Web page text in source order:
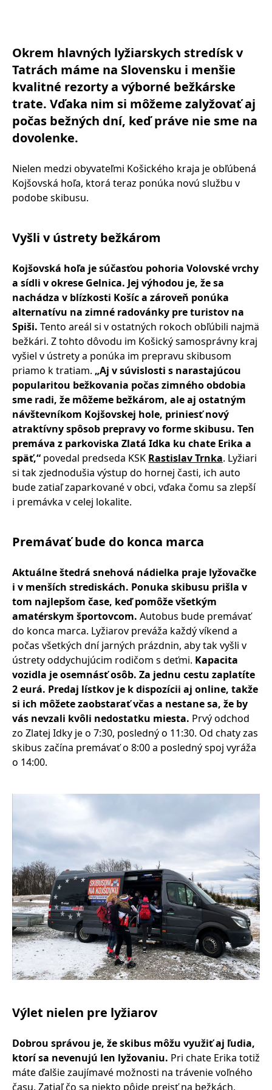
Okrem hlavných lyžiarskych stredísk v
Tatrách máme na Slovensku i menšie
kvalitné rezorty a výborné bežkárske
trate. Vďaka nim si môžeme zalyžovať aj
počas bežných dní, keď práve nie sme na
dovolenke.
Nielen medzi obyvateľmi Košického kraja je obľúbená
Kojšovská hoľa, ktorá teraz ponúka novú službu v
podobe skibusu.
Vyšli v ústrety bežkárom
Kojšovská hoľa je súčasťou pohoria Volovské vrchy
a sídli v okrese Gelnica. Jej výhodou je, že sa
nachádza v blízkosti Košíc a zároveň ponúka
alternatívu na zimné radovánky pre turistov na
Spiši. Tento areál si v ostatných rokoch obľúbili najmä
bežkári. Z tohto dôvodu im Košický samosprávny kraj
vyšiel v ústrety a ponúka im prepravu skibusom
priamo k tratiam. „Aj v súvislosti s narastajúcou
popularitou bežkovania počas zimného obdobia
sme radi, že môžeme bežkárom, ale aj ostatným
návštevníkom Kojšovskej hole, priniesť nový
atraktívny spôsob prepravy vo forme skibusu. Ten
premáva z parkoviska Zlatá Idka ku chate Erika a
späť,“ povedal predseda KSK Rastislav Trnka. Lyžiari
si tak zjednodušia výstup do hornej časti, ich auto
bude zatiaľ zaparkované v obci, vďaka čomu sa zlepší
i premávka v celej lokalite.
Premávať bude do konca marca
Aktuálne štedrá snehová nádielka praje lyžovačke
i v menších strediskách. Ponuka skibusu prišla v
tom najlepšom čase, keď pomôže všetkým
amatérskym športovcom. Autobus bude premávať
do konca marca. Lyžiarov preváža každý víkend a
počas všetkých dní jarných prázdnin, aby tak vyšli v
ústrety oddychujúcim rodičom s deťmi. Kapacita
vozidla je osemnásť osôb. Za jednu cestu zaplatíte
2 eurá. Predaj lístkov je k dispozícii aj online, takže
si ich môžete zaobstarať včas a nestane sa, že by
vás nevzali kvôli nedostatku miesta. Prvý odchod
zo Zlatej Idky je o 7:30, posledný o 11:30. Od chaty zas
skibus začína premávať o 8:00 a posledný spoj vyráža
o 14:00.
Výlet nielen pre lyžiarov
Dobrou správou je, že skibus môžu využiť aj ľudia,
ktorí sa nevenujú len lyžovaniu. Pri chate Erika totiž
máte ďalšie zaujímavé možnosti na trávenie voľného
času. Zatiaľ čo sa niekto pôjde prejsť na bežkách,